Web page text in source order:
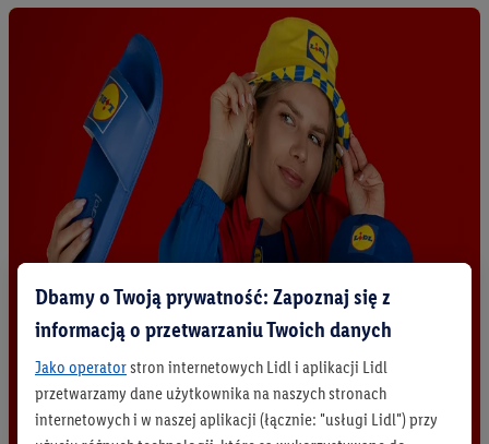
Dbamy o Twoją prywatność: Zapoznaj się z
informacją o przetwarzaniu Twoich danych
Jako operatorstron internetowych Lidl i aplikacji Lidl
przetwarzamy dane użytkownika na naszych stronach
internetowych i w naszej aplikacji (łącznie: "usługi Lidl") przy